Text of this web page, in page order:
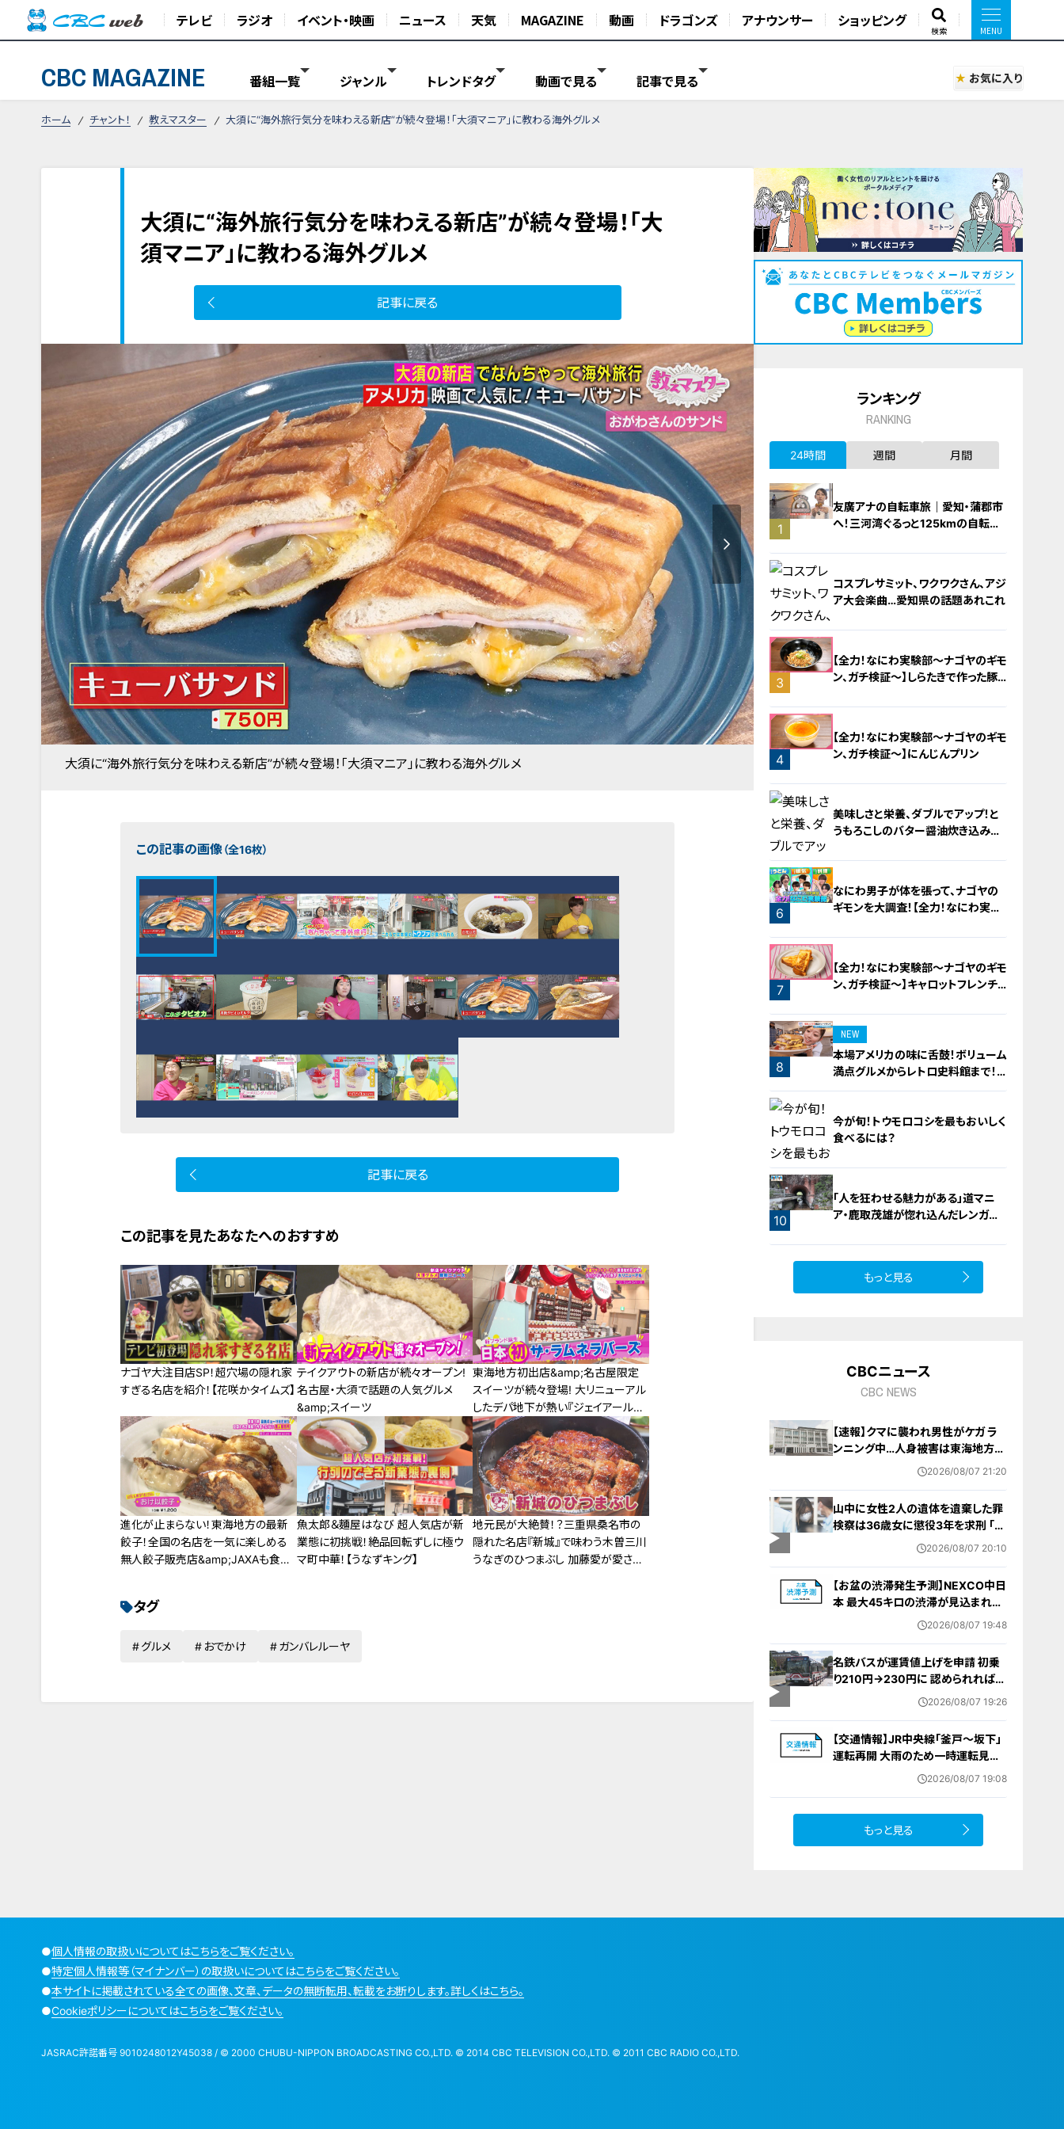
テレビ ラジオ イベント・映画 ニュース 天気 MAGAZINE 動画 ドラゴンズ アナウンサー ショッピング
検索
CBC MAGAZINE 番組一覧 ジャンル トレンドタグ 動画で見る 記事で見る お気に入り
ホーム チャント！ 教えマスター 大須に“海外旅行気分を味わえる新店”が続々登場！「大須マニア」に教わる海外グルメ
大須に“海外旅行気分を味わえる新店”が続々登場！「大
須マニア」に教わる海外グルメ
記事に戻る
大須に“海外旅行気分を味わえる新店”が続々登場！「大須マニア」に教わる海外グルメ
この記事の画像（全16枚）
記事に戻る
この記事を見たあなたへのおすすめ
ナゴヤ大注目店SP！超穴場の隠れ家
すぎる名店を紹介！【花咲かタイムズ】
テイクアウトの新店が続々オープン!
名古屋・大須で話題の人気グルメ
&amp;スイーツ
東海地方初出店&amp;名古屋限定
スイーツが続々登場! 大リニューアル
したデパ地下が熱い『ジェイアール名
古屋タカシマヤ』
進化が止まらない！東海地方の最新
餃子！全国の名店を一気に楽しめる
無人餃子販売店&amp;JAXAも食べ
魚太郎＆麵屋はなび 超人気店が新
業態に初挑戦！絶品回転ずしに極ウ
マ町中華！【うなずキング】
地元民が大絶賛！？三重県桑名市の
隠れた名店『新城』で味わう木曽三川
うなぎのひつまぶし 加藤愛が愛され
タグ
グルメ おでかけ ガンバレルーヤ
ランキング
RANKING
24時間 週間 月間
1
友廣アナの自転車旅｜愛知・蒲郡市
へ！三河湾ぐるっと125kmの自転車
2
コスプレサミット、ワクワクさん、アジ
ア大会楽曲…愛知県の話題あれこれ
3
【全力！なにわ実験部～ナゴヤのギモ
ン、ガチ検証～】しらたきで作った豚
4
【全力！なにわ実験部～ナゴヤのギモ
ン、ガチ検証～】にんじんプリン
5
美味しさと栄養、ダブルでアップ！と
うもろこしのバター醤油炊き込みご
6
なにわ男子が体を張って、ナゴヤの
ギモンを大調査！【全力！なにわ実験
7
【全力！なにわ実験部～ナゴヤのギモ
ン、ガチ検証～】キャロットフレンチ
8
NEW
本場アメリカの味に舌鼓！ボリューム
満点グルメからレトロ史料館まで！
愛知・東海市の感動スポット3選
9
今が旬！トウモロコシを最もおいしく
食べるには？
10
「人を狂わせる魅力がある」道マニ
ア・鹿取茂雄が惚れ込んだレンガの
もっと見る
CBCニュース
CBC NEWS
【速報】クマに襲われ男性がケガ ラ
ンニング中…人身被害は東海地方で
今シーズン初めて 岐阜県高山市
2026/08/07 21:20
山中に女性2人の遺体を遺棄した罪
検察は36歳女に懲役3年を求刑 ｢遺
棄時に近くに居続けたこと自体が重
2026/08/07 20:10
【お盆の渋滞発生予測】NEXCO中日
本 最大45キロの渋滞が見込まれる
区間も… 中央道・東名・新東名・東名
2026/08/07 19:48
名鉄バスが運賃値上げを申請 初乗
り210円→230円に 認められれば
12月から全路線で平均1割程度の値
2026/08/07 19:26
【交通情報】JR中央線「釜戸～坂下」
運転再開 大雨のため一時運転見合
2026/08/07 19:08
もっと見る
●個人情報の取扱いについてはこちらをご覧ください。
●特定個人情報等（マイナンバー）の取扱いについてはこちらをご覧ください。
●本サイトに掲載されている全ての画像、文章、データの無断転用、転載をお断りします。詳しくはこちら。
●Cookieポリシーについてはこちらをご覧ください。
JASRAC許諾番号 9010248012Y45038 / © 2000 CHUBU-NIPPON BROADCASTING CO.,LTD. © 2014 CBC TELEVISION CO.,LTD. © 2011 CBC RADIO CO.,LTD.